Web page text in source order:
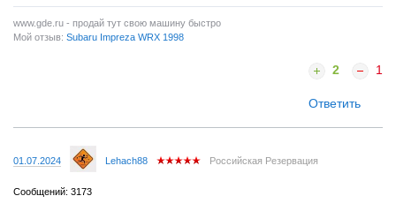
www.gde.ru - продай тут свою машину быстро
Мой отзыв: Subaru Impreza WRX 1998
2 1
Ответить
01.07.2024 Lehach88 Российская Резервация
Сообщений: 3173